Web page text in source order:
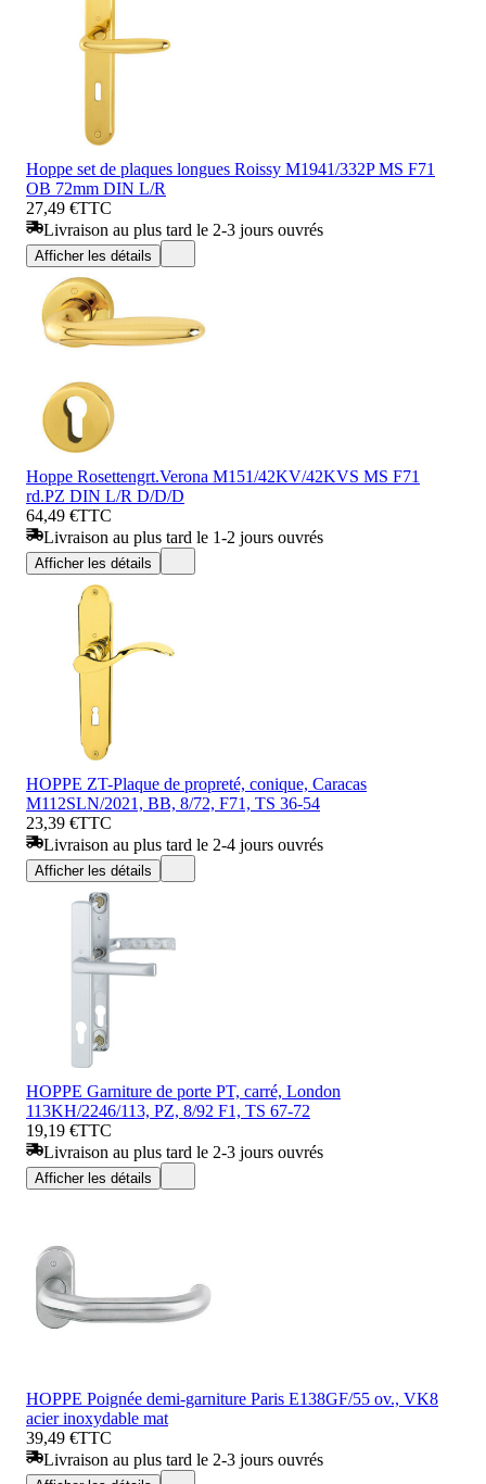
Hoppe set de plaques longues Roissy M1941/332P MS F71
OB 72mm DIN L/R
27,49 €TTC
Livraison au plus tard le 2-3 jours ouvrés
Afficher les détails
Hoppe Rosettengrt.Verona M151/42KV/42KVS MS F71
rd.PZ DIN L/R D/D/D
64,49 €TTC
Livraison au plus tard le 1-2 jours ouvrés
Afficher les détails
HOPPE ZT-Plaque de propreté, conique, Caracas
M112SLN/2021, BB, 8/72, F71, TS 36-54
23,39 €TTC
Livraison au plus tard le 2-4 jours ouvrés
Afficher les détails
HOPPE Garniture de porte PT, carré, London
113KH/2246/113, PZ, 8/92 F1, TS 67-72
19,19 €TTC
Livraison au plus tard le 2-3 jours ouvrés
Afficher les détails
HOPPE Poignée demi-garniture Paris E138GF/55 ov., VK8
acier inoxydable mat
39,49 €TTC
Livraison au plus tard le 2-3 jours ouvrés